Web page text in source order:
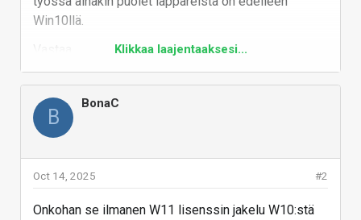
Win10llä.
Klikkaa laajentaaksesi...
B
BonaC
#2
Oct 14, 2025
Onkohan se ilmanen W11 lisenssin jakelu W10:stä